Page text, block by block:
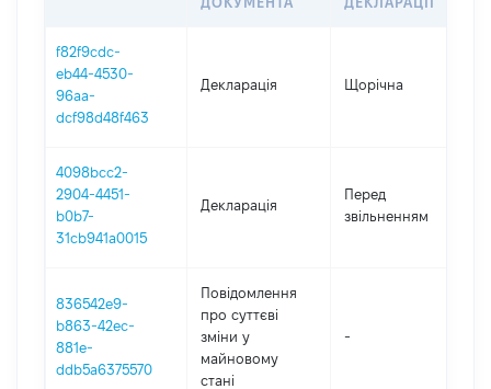
f82f9cdc-
eb44-4530-
96aa-
dcf98d48f463
Декларація Щорічна
4098bcc2-
2904-4451-
b0b7-
31cb941a0015
Декларація
Перед
звільненням
836542e9-
b863-42ec-
881e-
ddb5a6375570
Повідомлення
про суттєві
зміни y
майновому
стані
-